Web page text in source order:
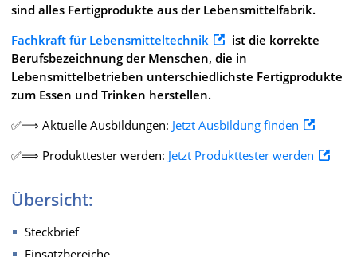
sind alles Fertigprodukte aus der Lebensmittelfabrik.
Fachkraft für Lebensmitteltechnik
ist die korrekte
Berufsbezeichnung der Menschen, die in
Lebensmittelbetrieben unterschiedlichste Fertigprodukte
zum Essen und Trinken herstellen.
✅⟹ Aktuelle Ausbildungen: Jetzt Ausbildung finden
✅⟹ Produkttester werden: Jetzt Produkttester werden
Übersicht:
Steckbrief
Einsatzbereiche